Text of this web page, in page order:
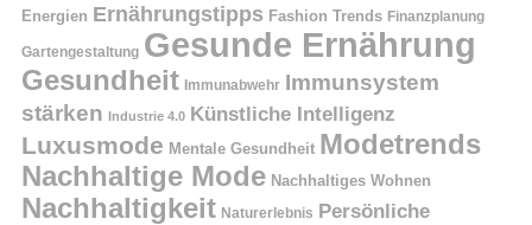
Energien Ernährungstipps Fashion Trends Finanzplanung
Gartengestaltung Gesunde Ernährung
Gesundheit Immunabwehr Immunsystem
stärken Industrie 4.0 Künstliche Intelligenz
Luxusmode Mentale Gesundheit Modetrends
Nachhaltige Mode Nachhaltiges Wohnen
Nachhaltigkeit Naturerlebnis Persönliche